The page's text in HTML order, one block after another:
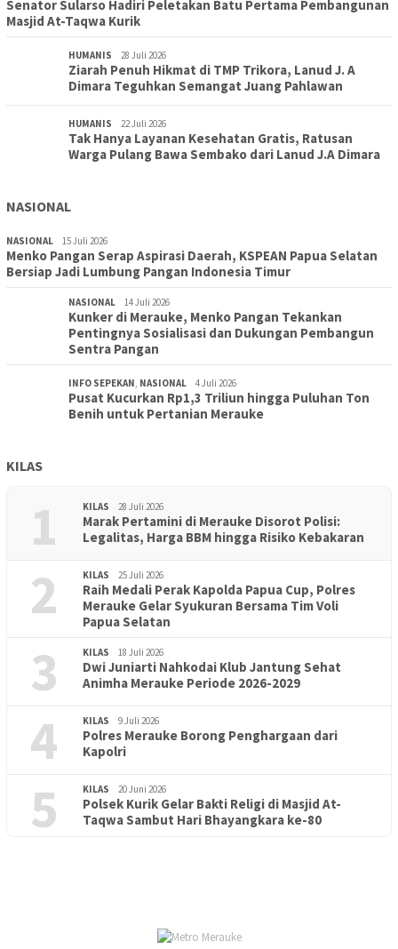
Senator Sularso Hadiri Peletakan Batu Pertama Pembangunan
Masjid At-Taqwa Kurik
HUMANIS 28 Juli 2026
Ziarah Penuh Hikmat di TMP Trikora, Lanud J. A
Dimara Teguhkan Semangat Juang Pahlawan
HUMANIS 22 Juli 2026
Tak Hanya Layanan Kesehatan Gratis, Ratusan
Warga Pulang Bawa Sembako dari Lanud J.A Dimara
NASIONAL
NASIONAL 15 Juli 2026
Menko Pangan Serap Aspirasi Daerah, KSPEAN Papua Selatan
Bersiap Jadi Lumbung Pangan Indonesia Timur
NASIONAL 14 Juli 2026
Kunker di Merauke, Menko Pangan Tekankan
Pentingnya Sosialisasi dan Dukungan Pembangun
Sentra Pangan
INFO SEPEKAN, NASIONAL 4 Juli 2026
Pusat Kucurkan Rp1,3 Triliun hingga Puluhan Ton
Benih untuk Pertanian Merauke
KILAS
1 KILAS 28 Juli 2026
Marak Pertamini di Merauke Disorot Polisi:
Legalitas, Harga BBM hingga Risiko Kebakaran
2 KILAS 25 Juli 2026
Raih Medali Perak Kapolda Papua Cup, Polres
Merauke Gelar Syukuran Bersama Tim Voli
Papua Selatan
3 KILAS 18 Juli 2026
Dwi Juniarti Nahkodai Klub Jantung Sehat
Animha Merauke Periode 2026-2029
4 KILAS 9 Juli 2026
Polres Merauke Borong Penghargaan dari
Kapolri
5 KILAS 20 Juni 2026
Polsek Kurik Gelar Bakti Religi di Masjid At-
Taqwa Sambut Hari Bhayangkara ke-80
PENDIDIKAN 18 Juni 2026
Lepas Puluhan Peserta Didik, TK Yapis 2 Merauke Siapkan